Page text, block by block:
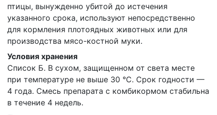
птицы, вынужденно убитой до истечения
указанного срока, используют непосредственно
для кормления плотоядных животных или для
производства мясо-костной муки.
Условия хранения
Список Б. В сухом, защищенном от света месте
при температуре не выше 30 °С. Срок годности —
4 года. Смесь препарата с комбикормом стабильна
в течение 4 недель.